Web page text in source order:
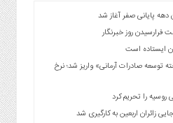
پایانی صفر آغاز شد
فرارسیدن روز خبرنگار
ایستاده است
«اندوخته توسعه صادرات آرمانی» واریز شد؛ نرخ